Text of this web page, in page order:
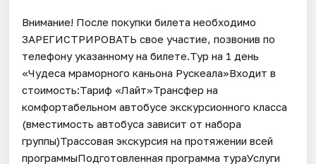
Внимание! После покупки билета необходимо
ЗАРЕГИСТРИРОВАТЬ свое участие, позвонив по
телефону указанному на билете.Тур на 1 день
«Чудеса мраморного каньона Рускеала»Входит в
стоимость:Тариф «Лайт»Трансфер на
комфортабельном автобусе экскурсионного класса
(вместимость автобуса зависит от набора
группы)Трассовая экскурсия на протяжении всей
программыПодготовленная программа тураУслуги